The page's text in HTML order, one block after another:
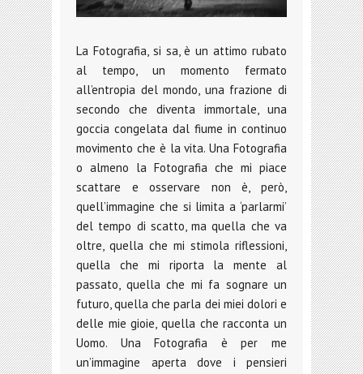
La Fotografia, si sa, è un attimo rubato
al tempo, un momento fermato
all’entropia del mondo, una frazione di
secondo che diventa immortale, una
goccia congelata dal fiume in continuo
movimento che è la vita. Una Fotografia
o almeno la Fotografia che mi piace
scattare e osservare non è, però,
quell’immagine che si limita a ‘parlarmi’
del tempo di scatto, ma quella che va
oltre, quella che mi stimola riflessioni,
quella che mi riporta la mente al
passato, quella che mi fa sognare un
futuro, quella che parla dei miei dolori e
delle mie gioie, quella che racconta un
Uomo. Una Fotografia è per me
un’immagine aperta dove i pensieri